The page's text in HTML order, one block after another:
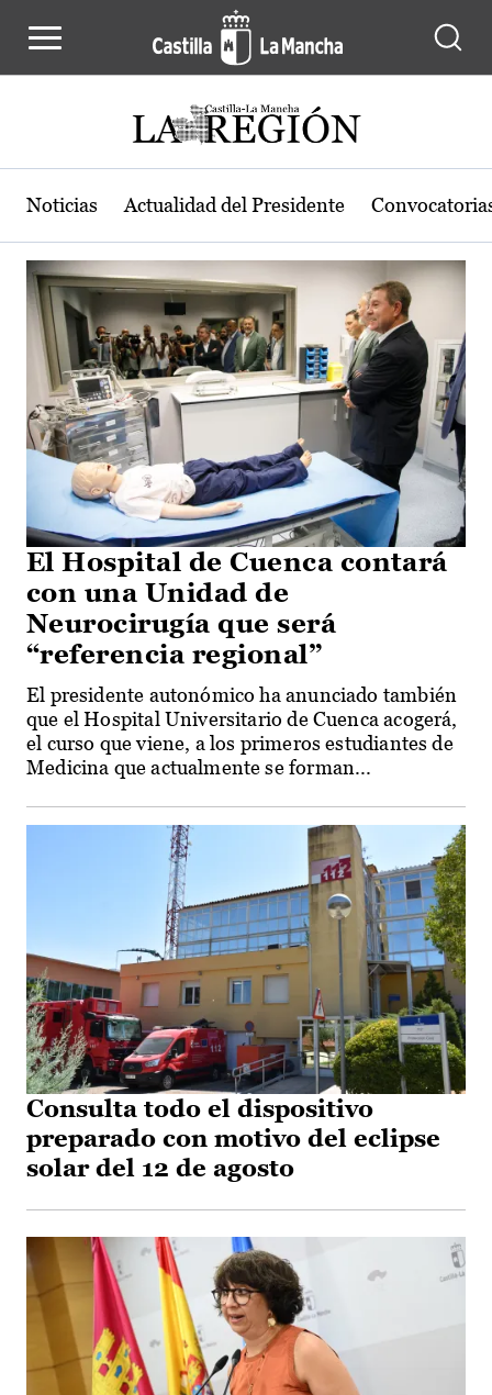
Actualidad de la región de Castilla-
Noticias Actualidad del Presidente
El Hospital de Cuenca contará
con una Unidad de
Neurocirugía que será
“referencia regional”
El presidente autonómico ha anunciado también
que el Hospital Universitario de Cuenca acogerá,
el curso que viene, a los primeros estudiantes de
Medicina que actualmente se forman...
Consulta todo el dispositivo
preparado con motivo del eclipse
solar del 12 de agosto